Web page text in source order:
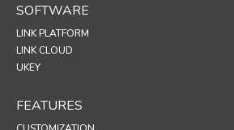
SOFTWARE
LINK PLATFORM
LINK CLOUD
UKEY
FEATURES